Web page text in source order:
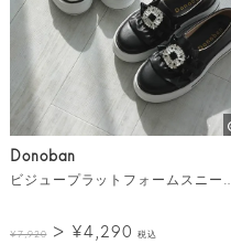
Donoban
¥7,920 ¥4,290 税込